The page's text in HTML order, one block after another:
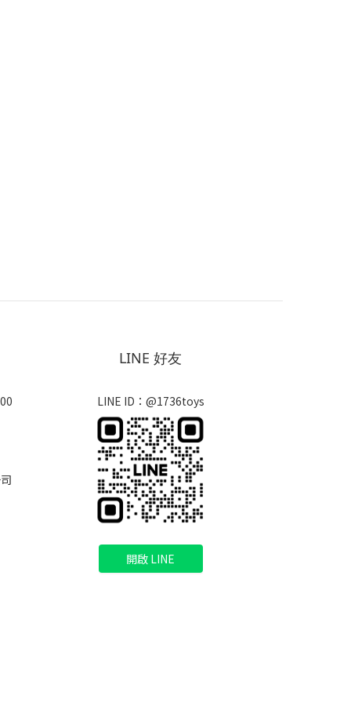
LINE 好友
LINE ID：@1736toys
開啟 LINE